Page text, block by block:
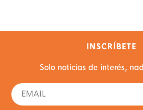
INSCRÍBETE
Solo noticias de interés,